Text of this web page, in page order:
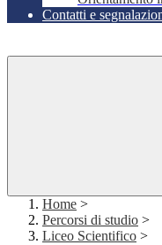
Contatti e
Home >
Percorsi di studio >
Liceo Scientifico >